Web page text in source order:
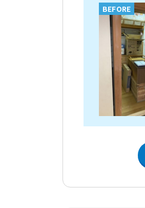
BEFORE